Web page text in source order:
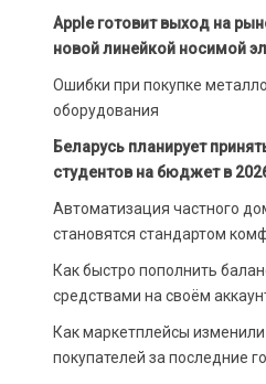
Apple готовит выход на
новой линейкой носимой
Ошибки при покупке
оборудования
Беларусь планирует
студентов на бюджет в
Автоматизация частного
становятся стандартом
Как быстро пополнить
средствами на своём
Как маркетплейсы
покупателей за последние